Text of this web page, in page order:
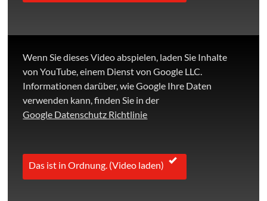
Wenn Sie dieses Video abspielen, laden Sie Inhalte
von YouTube, einem Dienst von Google LLC.
Informationen darüber, wie Google Ihre Daten
verwenden kann, finden Sie in der
Google Datenschutz Richtlinie
Das ist in Ordnung. (Video laden)